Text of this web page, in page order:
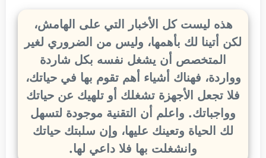
هذه ليست كل الأخبار التي على الهامش،
لكن أتينا لك بأهمها، وليس من الضروري لغير
المتخصص أن يشغل نفسه بكل شاردة
وواردة، فهناك أشياء أهم تقوم بها في حياتك،
فلا تجعل الأجهزة تشغلك أو تلهيك عن حياتك
وواجباتك. واعلم أن التقنية موجودة لتسهل
لك الحياة وتعينك عليها، وإن سلبتك حياتك
وانشغلت بها فلا داعي لها.